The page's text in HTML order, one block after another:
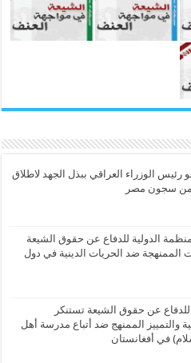
الوزراء العراقي ببذل الجهد لاطلاق
من سجون مصر
الدولية للدفاع عن حقوق الشيعة
الممنهجة ضد الحريات الدينية في دول
للدفاع عن حقوق الشيعة تستنكر
والتمييز الممنهج ضد أتباع مدرسة أهل
في أفغانستان